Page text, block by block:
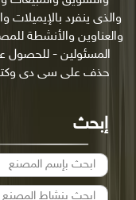
والذى ينفرد بالإيميلات
والعناوين والأنشطة
المسئولين - للحصول
حذف على سى دى وكتاب
إبحث